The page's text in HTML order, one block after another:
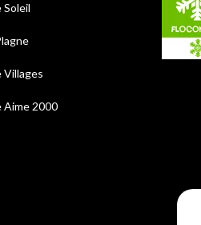
Soleil
Villages
Aime 2000